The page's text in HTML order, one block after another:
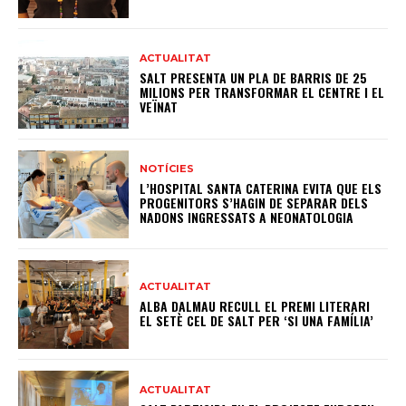
ACTUALITAT
SALT PRESENTA UN PLA DE BARRIS DE 25
MILIONS PER TRANSFORMAR EL CENTRE I EL
VEÏNAT
NOTÍCIES
L’HOSPITAL SANTA CATERINA EVITA QUE ELS
PROGENITORS S’HAGIN DE SEPARAR DELS
NADONS INGRESSATS A NEONATOLOGIA
ACTUALITAT
ALBA DALMAU RECULL EL PREMI LITERARI
EL SETÈ CEL DE SALT PER ‘SI UNA FAMÍLIA’
ACTUALITAT